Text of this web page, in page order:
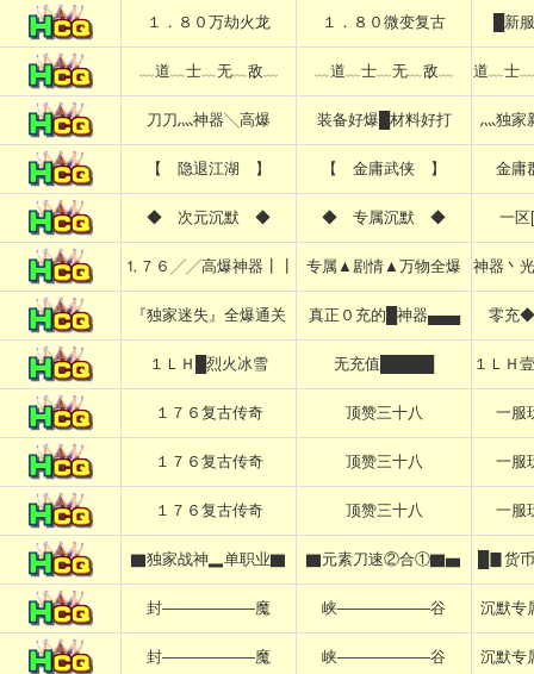
１．８０万劫火龙 １．８０微变复古 █新
﹏道﹏士﹏无﹏敌﹏ ﹏道﹏士﹏无﹏敌﹏ 道﹏士
刀刀灬神器╲高爆 装备好爆█材料好打 灬独家
【 隐退江湖 】 【 金庸武侠 】 金庸
◆ 次元沉默 ◆ ◆ 专属沉默 ◆ 一区
⒈７６╱╱高爆神器┃┃ 专属▲剧情▲万物全爆 神器丶
『独家迷失』全爆通关 真正０充的█神器▄▄▄ 零充
１ＬＨ█烈火冰雪 无充值█████ １ＬＨ
１７６复古传奇 顶赞三十八 一服
１７６复古传奇 顶赞三十八 一服
１７６复古传奇 顶赞三十八 一服
▇独家战神▂单职业▇ ▇元素刀速②合①▇▅ █▊货
封——————魔 峡——————谷 沉默专
封——————魔 峡——————谷 沉默专